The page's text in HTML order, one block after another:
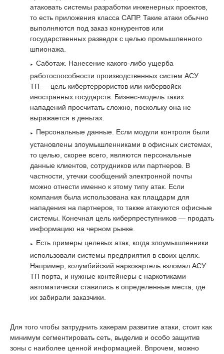
атаковать системы разработки инженерных проектов,
то есть приложения класса САПР. Такие атаки обычно
выполняются под заказ конкурентов или
государственных разведок с целью промышленного
шпионажа.
Саботаж. Нанесение какого-либо ущерба
работоспособности производственных систем АСУ
ТП — цель кибертеррористов или кибервойск
иностранных государств. Бизнес-модель таких
нападений просчитать сложно, поскольку она не
выражается в деньгах.
Персональные данные. Если модули контроля были
установлены злоумышленниками в офисных системах,
то целью, скорее всего, являются персональные
данные клиентов, сотрудников или партнеров. В
частности, утечки сообщений электронной почты
можно отнести именно к этому типу атак. Если
компания была использована как плацдарм для
нападения на партнеров, то также атакуются офисные
системы. Конечная цель киберпреступников — продать
информацию на черном рынке.
Есть примеры целевых атак, когда злоумышленники
использовали системы предприятия в своих целях.
Например, колумбийский наркокартель взломал АСУ
ТП порта, и нужные контейнеры с наркотиками
автоматически ставились в определенные места, где
их забирали заказчики.
Для того чтобы затруднить хакерам развитие атаки, стоит как
минимум сегментировать сеть, выделив и особо защитив
зоны с наиболее ценной информацией. Впрочем, можно